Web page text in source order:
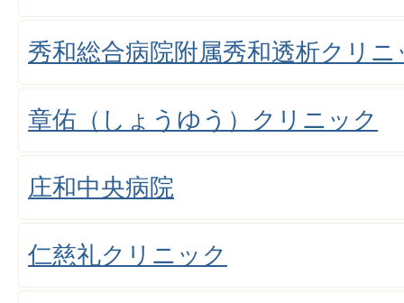
秀和総合病院附属秀和透析クリニ
章佑（しょうゆう）クリニック
庄和中央病院
仁慈礼クリニック